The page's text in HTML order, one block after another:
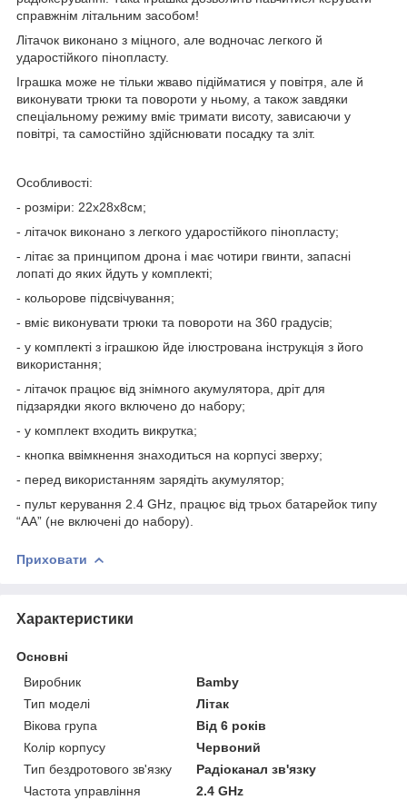
справжнім літальним засобом!
Літачок виконано з міцного, але водночас легкого й
ударостійкого пінопласту.
Іграшка може не тільки жваво підійматися у повітря, але й
виконувати трюки та повороти у ньому, а також завдяки
спеціальному режиму вміє тримати висоту, зависаючи у
повітрі, та самостійно здійснювати посадку та зліт.
Особливості:
- розміри: 22х28х8см;
- літачок виконано з легкого ударостійкого пінопласту;
- літає за принципом дрона і має чотири гвинти, запасні
лопаті до яких йдуть у комплекті;
- кольорове підсвічування;
- вміє виконувати трюки та повороти на 360 градусів;
- у комплекті з іграшкою йде ілюстрована інструкція з його
використання;
- літачок працює від знімного акумулятора, дріт для
підзарядки якого включено до набору;
- у комплект входить викрутка;
- кнопка ввімкнення знаходиться на корпусі зверху;
- перед використанням зарядіть акумулятор;
- пульт керування 2.4 GHz, працює від трьох батарейок типу
“АА” (не включені до набору).
Приховати
Характеристики
Основні
Виробник
Bamby
Тип моделі
Літак
Вікова група
Від 6 років
Колір корпусу
Червоний
Тип бездротового зв'язку
Радіоканал зв'язку
Частота управління
2.4 GHz